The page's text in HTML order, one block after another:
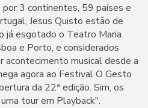
3 continentes, 59 países e
Jesus Quisto estão de
já esgotado o Teatro Maria
e Porto, e considerados
musical desde a
agora ao Festival O Gesto
da 22ª edição. Sim, os
tour em Playback".